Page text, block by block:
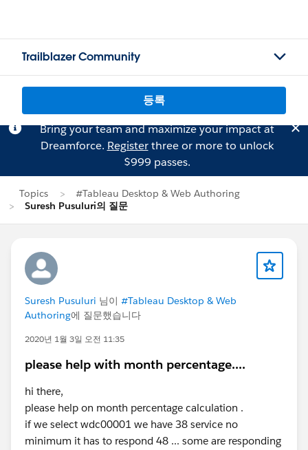
Trailblazer Community
등록
Bring your team and maximize your impact at
Dreamforce. Registerthree or more to unlock
$999 passes.
Topics
#Tableau Desktop & Web Authoring
Suresh Pusuluri의 질문
Suresh Pusuluri 님이 #Tableau Desktop & Web
Authoring에 질문했습니다
2020년 1월 3일 오전 11:35
please help with month percentage....
hi there,
please help on month percentage calculation .
if we select wdc00001 we have 38 service no
minimum it has to respond 48 ... some are responding